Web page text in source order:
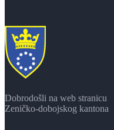
Dobrodošli na web stranicu
Zeničko-dobojskog kantona